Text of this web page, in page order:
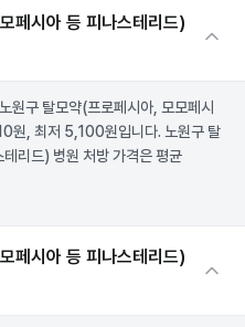
페시아 등 피나스테리드)
원구 탈모약(프로페시아, 모모페시
원, 최저 5,100원입니다. 노원구 탈
리드) 병원 처방 가격은 평균
페시아 등 피나스테리드)